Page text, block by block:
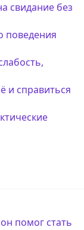
свидание без
поведения
и справиться
помог стать